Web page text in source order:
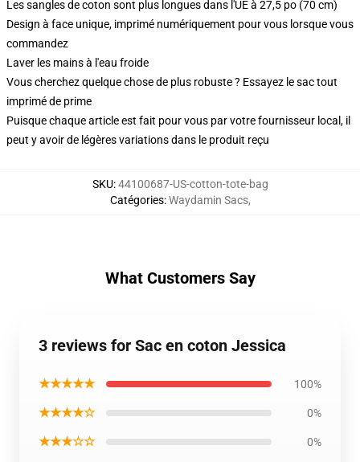
Les sangles de coton sont plus longues dans l'UE à 27,5 po (70 cm)
Design à face unique, imprimé numériquement pour vous lorsque vous
commandez
Laver les mains à l'eau froide
Vous cherchez quelque chose de plus robuste ? Essayez le sac tout
imprimé de prime
Puisque chaque article est fait pour vous par votre fournisseur local, il
peut y avoir de légères variations dans le produit reçu
SKU:44100687-US-cotton-tote-bag
Catégories:Waydamin Sacs,
What Customers Say
3 reviews for Sac en coton Jessica
★★★★★ 100%
★★★★☆ 0%
★★★☆☆ 0%